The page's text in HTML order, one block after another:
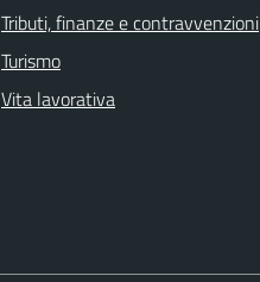
Tributi, finanze e contravvenzioni
Turismo
Vita lavorativa